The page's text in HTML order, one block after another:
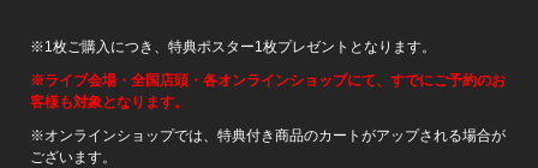
※1枚ご購入につき、特典ポスター1枚プレゼントとなります。
※ライブ会場・全国店頭・各オンラインショップにて、すでにご予約のお
客様も対象となります。
※オンラインショップでは、特典付き商品のカートがアップされる場合が
ございます。